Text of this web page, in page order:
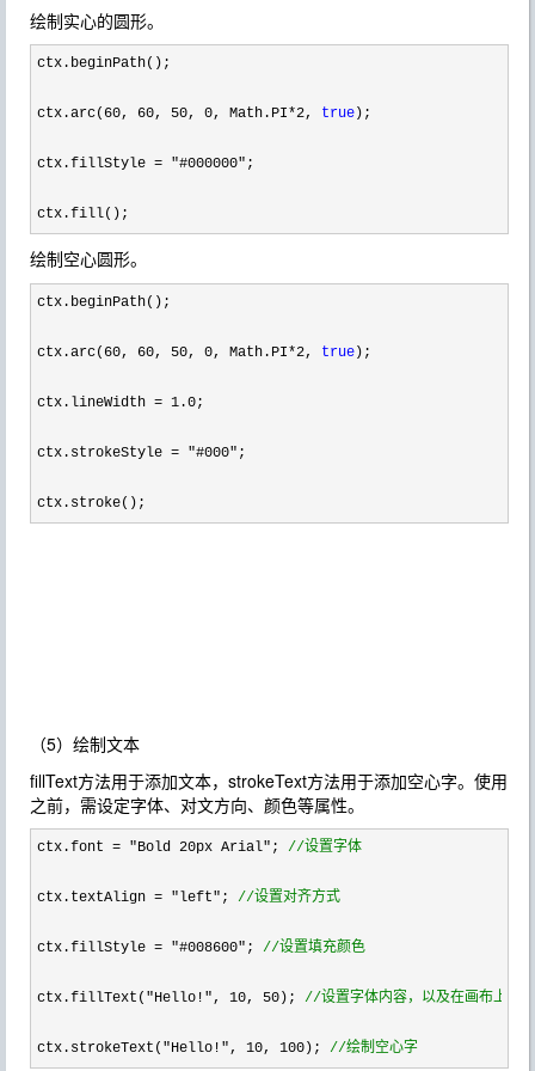
绘制实心的圆形。
ctx.beginPath();
ctx.arc( 60, 60, 50, 0, Math.PI*2, true );
ctx.fillStyle = "#000000" ;
ctx.fill();
绘制空心圆形。
ctx.beginPath();
ctx.arc( 60, 60, 50, 0, Math.PI*2, true );
ctx.lineWidth = 1.0;
ctx.strokeStyle = "#000" ;
ctx.stroke();
（5）绘制文本
fillText方法用于添加文本，strokeText方法用于添加空心字。使用
之前，需设定字体、对文方向、颜色等属性。
ctx.font = "Bold 20px Arial"; //设置字体
ctx.textAlign = "left"; //设置对齐方式
ctx.fillStyle = "#008600"; //设置填充颜色
ctx.fillText( "Hello!", 10, 50); //设置字体内容，以及在画布上的
ctx.strokeText( "Hello!", 10, 100); //绘制空心字